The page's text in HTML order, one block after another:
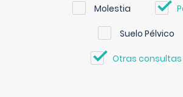
Molestia
Suelo Pélvico
Otras consultas